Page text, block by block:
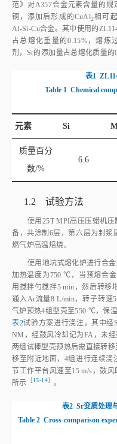
范》对A357合金元素含量的
铜，添加后形成的CuAl2相可
Al‑Si‑Cu合金。其中使用的
占总熔化重量的0.15%，熔炼
剂，Sr的添加量占总熔化质量的
表1
Table 1 Chemical
元素 Si
质量百分
数/%
6.6
1.2 试验方法
使用25T MPI高压压蜡机
备，共涂制6层，第六层为封浆
燃气炉高温焙烧。
使用地坑式熔化炉进行合
加热温度为750 ℃，当预熔合金
用搅拌勺搅拌5 min，然后转移
通入Ar流量8 L/min，转子转速
气炉预热4组型壳至550 ℃，保
表2试验方案进行浇注，其中经
NM，经鼓风冷却记为FA，未
两组试棒型壳预热后需直接转
移至附近地面，4组进行连续浇
节工作平台风速至15 m/s，鼓
所示 13‑14］ 。
表2 Sr变质处理
Table 2 Cross‑comparison